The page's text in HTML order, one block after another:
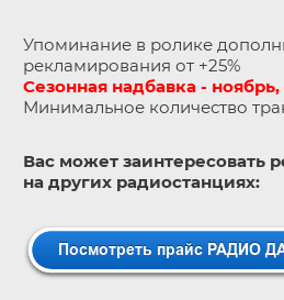
Упоминание в ролике
рекламирования от +25%
Сезонная надбавка -
Минимальное количество
Вас может заинтересовать
надругихрадиостанциях: